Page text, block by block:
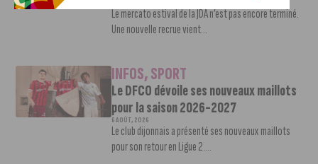
Le mercato estival de la JDA n’est pas encore terminé.
Une nouvelle recrue vient...
INFOS,SPORT
Le DFCO dévoile ses nouveaux maillots
pour la saison 2026-2027
6 AOÛT, 2026
Le club dijonnais a présenté ses nouveaux maillots
pour son retour en Ligue 2....